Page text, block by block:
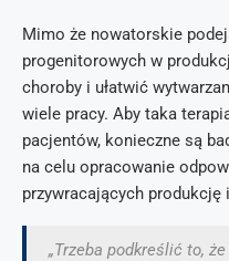
Mimo że nowatorskie
progenitorowych w
choroby i ułatwić
wiele pracy. Aby taka
pacjentów, konieczne są
na celu opracowanie
przywracających produkcję
„Trzeba podkreślić to,